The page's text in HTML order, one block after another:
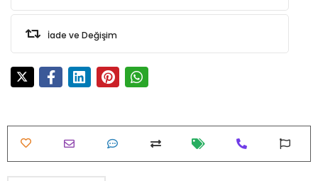
İade ve Değişim